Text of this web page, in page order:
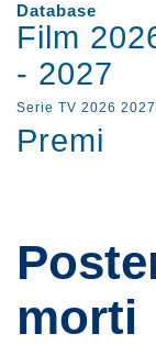
Database
Film
- 2027
Serie TV 2026 2027
Premi
morti